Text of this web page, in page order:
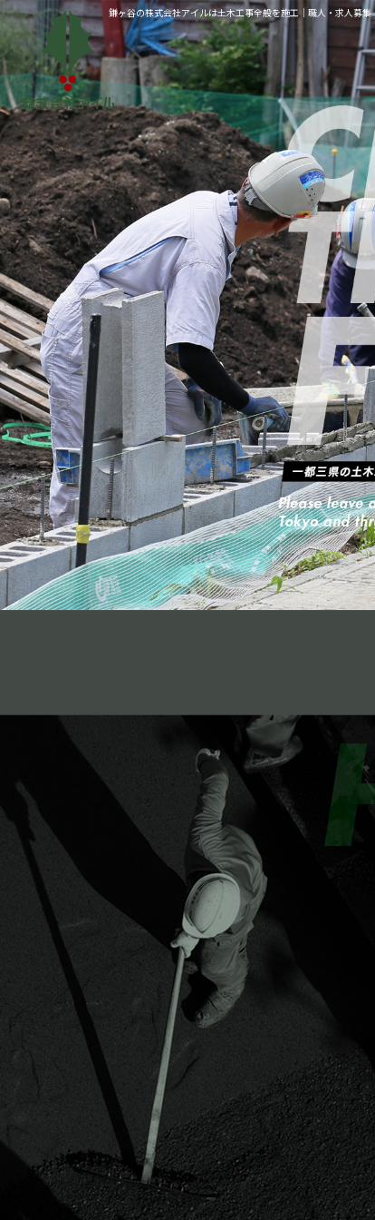
鎌ヶ谷の株式会社アイルは土木工事全般を施工｜職人・求人募集